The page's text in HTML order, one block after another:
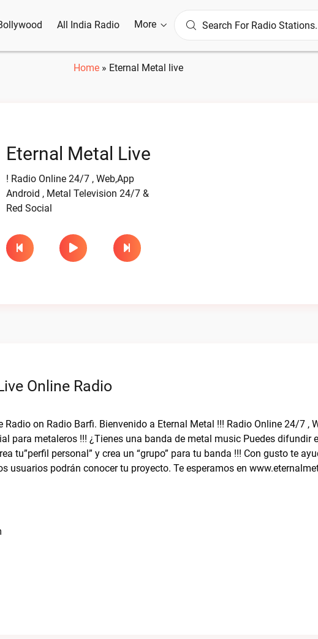
All India Radio More
Home» Eternal Metal live
Eternal Metal Live
! Radio Online 24/7 , Web,App
Android , Metal Television 24/7 &
Red Social
Online Radio
on Radio Barfi. Bienvenido a Eternal Metal !!! Radio Online 24/7 ,
para metaleros !!! ¿Tienes una banda de metal music Puedes difundir
tu”perfil personal” y crea un “grupo” para tu banda !!! Con gusto te
usuarios podrán conocer tu proyecto. Te esperamos en